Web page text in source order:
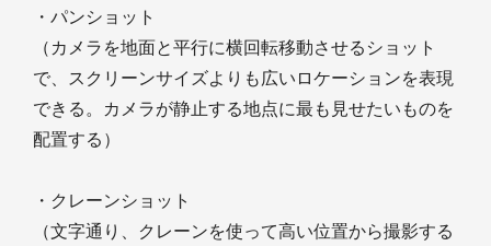
・パンショット
（カメラを地面と平行に横回転移動させるショット
で、スクリーンサイズよりも広いロケーションを表現
できる。カメラが静止する地点に最も見せたいものを
配置する）
・クレーンショット
（文字通り、クレーンを使って高い位置から撮影する